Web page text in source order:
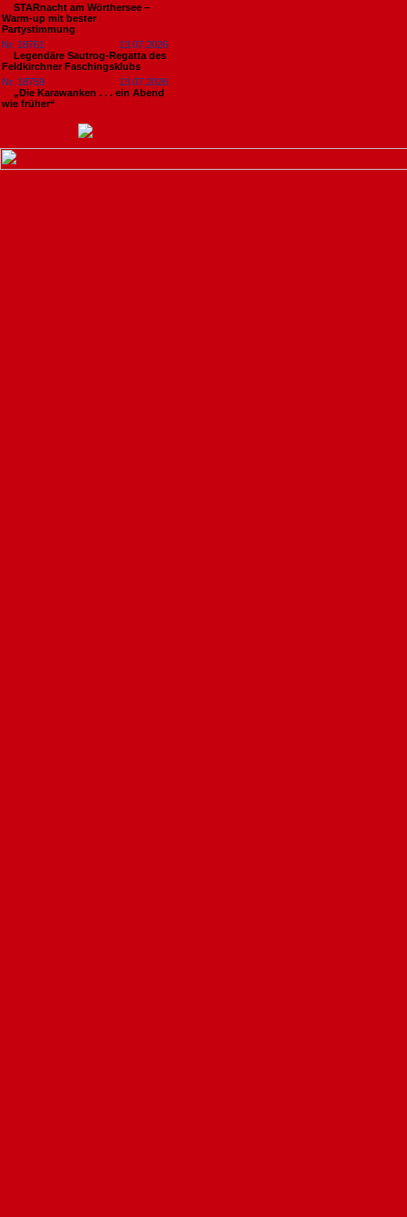
STARnacht am Wörthersee –
Warm-up mit bester
Partystimmung
Nr. 18761
13.07.2026
Legendäre Sautrog-Regatta des
Feldkirchner Faschingsklubs
Nr. 18759
13.07.2026
„Die Karawanken . . . ein Abend
wie früher“